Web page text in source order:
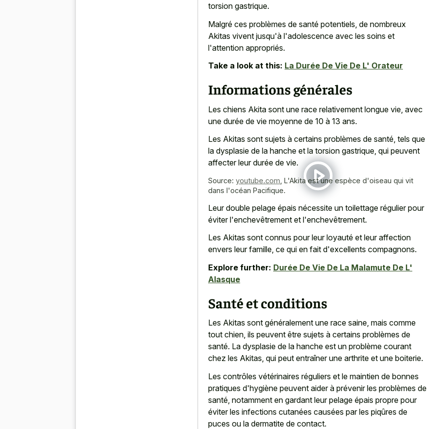
torsion gastrique.
Malgré ces problèmes de santé potentiels, de nombreux
Akitas vivent jusqu'à l'adolescence avec les soins et
l'attention appropriés.
Take a look at this: La Durée De Vie De L' Orateur
Informations générales
Les chiens Akita sont une race relativement longue vie, avec
une durée de vie moyenne de 10 à 13 ans.
Les Akitas sont sujets à certains problèmes de santé, tels que
la dysplasie de la hanche et la torsion gastrique, qui peuvent
affecter leur durée de vie.
Source: youtube.com L'Akita est une espèce d'oiseau qui vit
dans l'océan Pacifique.
Leur double pelage épais nécessite un toilettage régulier pour
éviter l'enchevêtrement et l'enchevêtrement.
Les Akitas sont connus pour leur loyauté et leur affection
envers leur famille, ce qui en fait d'excellents compagnons.
Explore further: Durée De Vie De La Malamute De L'
Alasque
Santé et conditions
Les Akitas sont généralement une race saine, mais comme
tout chien, ils peuvent être sujets à certains problèmes de
santé. La dysplasie de la hanche est un problème courant
chez les Akitas, qui peut entraîner une arthrite et une boiterie.
Les contrôles vétérinaires réguliers et le maintien de bonnes
pratiques d'hygiène peuvent aider à prévenir les problèmes de
santé, notamment en gardant leur pelage épais propre pour
éviter les infections cutanées causées par les piqûres de
puces ou la dermatite de contact.